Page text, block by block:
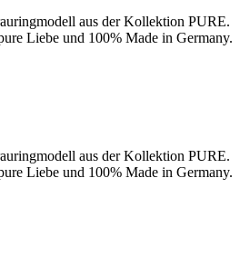
aus der Kollektion PURE.
Liebe und 100% Made in Germany.
aus der Kollektion PURE.
Liebe und 100% Made in Germany.